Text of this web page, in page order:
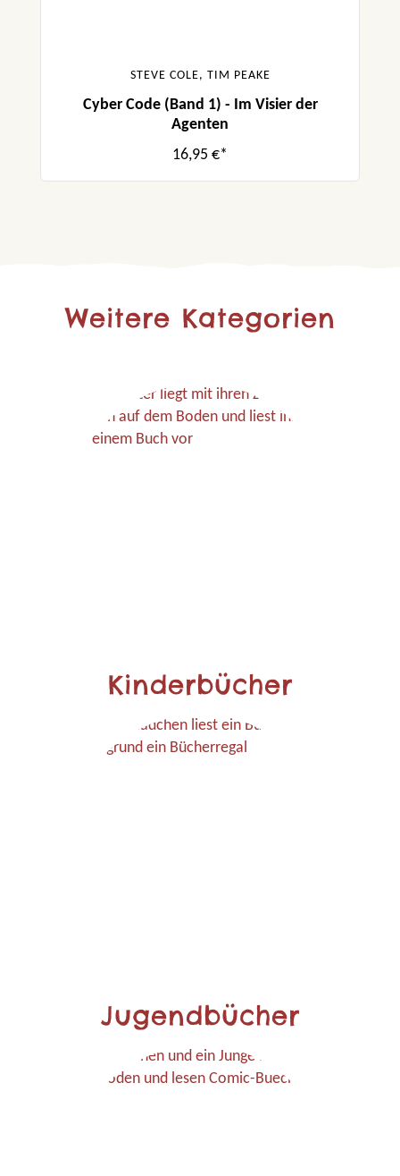
STEVE COLE, TIM PEAKE
Cyber Code (Band 1) - Im Visier der
Agenten
16,95 €*
Weitere Kategorien
Kinderbücher
Jugendbücher